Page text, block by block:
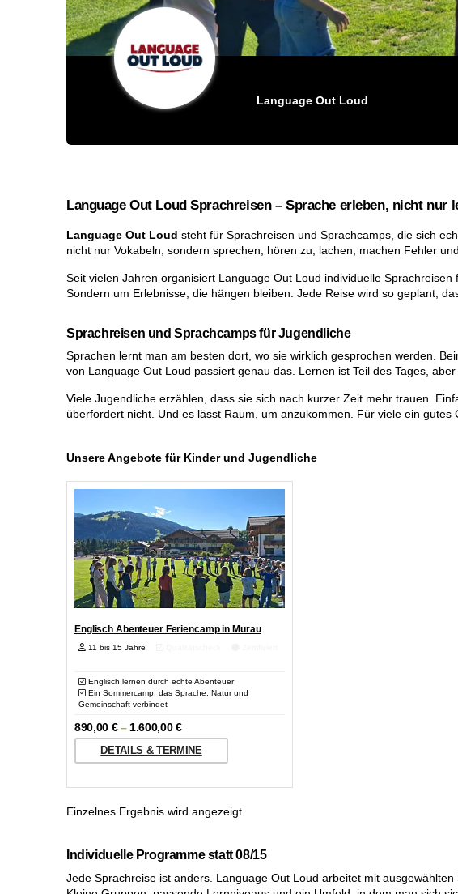
Language Out Loud
Language Out Loud Sprachreisen – Sprache erleben, nicht nur
Language Out Loud steht für Sprachreisen und Sprachcamps, die sich
nicht nur Vokabeln, sondern sprechen, hören zu, lachen, machen Fehler
Seit vielen Jahren organisiert Language Out Loud individuelle
Sondern um Erlebnisse, die hängen bleiben. Jede Reise wird so geplant,
Sprachreisen und Sprachcamps für Jugendliche
Sprachen lernt man am besten dort, wo sie wirklich gesprochen werden.
von Language Out Loud passiert genau das. Lernen ist Teil des Tages,
Viele Jugendliche erzählen, dass sie sich nach kurzer Zeit mehr trauen.
überfordert nicht. Und es lässt Raum, um anzukommen. Für viele ein gutes
Unsere Angebote für Kinder und Jugendliche
Englisch Abenteuer Feriencamp in Murau
11 bis 15 Jahre
Englisch lernen durch echte Abenteuer
Ein Sommercamp, das Sprache, Natur und
Gemeinschaft verbindet
890,00 €–1.600,00€
DETAILS & TERMINE
Einzelnes Ergebnis wird angezeigt
Individuelle Programme statt 08/15
Jede Sprachreise ist anders. Language Out Loud arbeitet mit